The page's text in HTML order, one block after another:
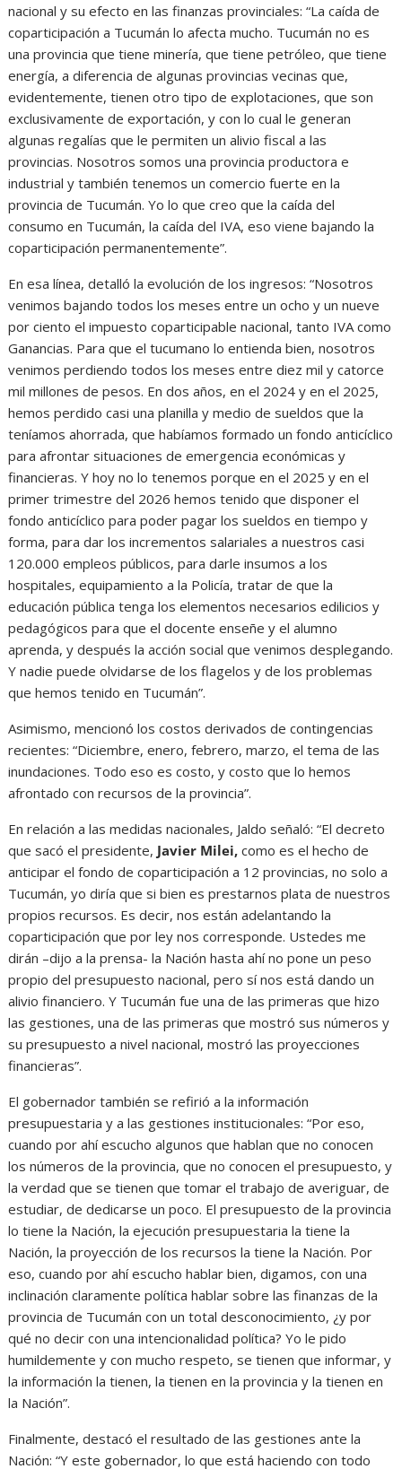
nacional y su efecto en las finanzas provinciales: “La caída de
coparticipación a Tucumán lo afecta mucho. Tucumán no es
una provincia que tiene minería, que tiene petróleo, que tiene
energía, a diferencia de algunas provincias vecinas que,
evidentemente, tienen otro tipo de explotaciones, que son
exclusivamente de exportación, y con lo cual le generan
algunas regalías que le permiten un alivio fiscal a las
provincias. Nosotros somos una provincia productora e
industrial y también tenemos un comercio fuerte en la
provincia de Tucumán. Yo lo que creo que la caída del
consumo en Tucumán, la caída del IVA, eso viene bajando la
coparticipación permanentemente”.
En esa línea, detalló la evolución de los ingresos: “Nosotros
venimos bajando todos los meses entre un ocho y un nueve
por ciento el impuesto coparticipable nacional, tanto IVA como
Ganancias. Para que el tucumano lo entienda bien, nosotros
venimos perdiendo todos los meses entre diez mil y catorce
mil millones de pesos. En dos años, en el 2024 y en el 2025,
hemos perdido casi una planilla y medio de sueldos que la
teníamos ahorrada, que habíamos formado un fondo anticíclico
para afrontar situaciones de emergencia económicas y
financieras. Y hoy no lo tenemos porque en el 2025 y en el
primer trimestre del 2026 hemos tenido que disponer el
fondo anticíclico para poder pagar los sueldos en tiempo y
forma, para dar los incrementos salariales a nuestros casi
120.000 empleos públicos, para darle insumos a los
hospitales, equipamiento a la Policía, tratar de que la
educación pública tenga los elementos necesarios edilicios y
pedagógicos para que el docente enseñe y el alumno
aprenda, y después la acción social que venimos desplegando.
Y nadie puede olvidarse de los flagelos y de los problemas
que hemos tenido en Tucumán”.
Asimismo, mencionó los costos derivados de contingencias
recientes: “Diciembre, enero, febrero, marzo, el tema de las
inundaciones. Todo eso es costo, y costo que lo hemos
afrontado con recursos de la provincia”.
En relación a las medidas nacionales, Jaldo señaló: “El decreto
que sacó el presidente, Javier Milei, como es el hecho de
anticipar el fondo de coparticipación a 12 provincias, no solo a
Tucumán, yo diría que si bien es prestarnos plata de nuestros
propios recursos. Es decir, nos están adelantando la
coparticipación que por ley nos corresponde. Ustedes me
dirán –dijo a la prensa- la Nación hasta ahí no pone un peso
propio del presupuesto nacional, pero sí nos está dando un
alivio financiero. Y Tucumán fue una de las primeras que hizo
las gestiones, una de las primeras que mostró sus números y
su presupuesto a nivel nacional, mostró las proyecciones
financieras”.
El gobernador también se refirió a la información
presupuestaria y a las gestiones institucionales: “Por eso,
cuando por ahí escucho algunos que hablan que no conocen
los números de la provincia, que no conocen el presupuesto, y
la verdad que se tienen que tomar el trabajo de averiguar, de
estudiar, de dedicarse un poco. El presupuesto de la provincia
lo tiene la Nación, la ejecución presupuestaria la tiene la
Nación, la proyección de los recursos la tiene la Nación. Por
eso, cuando por ahí escucho hablar bien, digamos, con una
inclinación claramente política hablar sobre las finanzas de la
provincia de Tucumán con un total desconocimiento, ¿y por
qué no decir con una intencionalidad política? Yo le pido
humildemente y con mucho respeto, se tienen que informar, y
la información la tienen, la tienen en la provincia y la tienen en
la Nación”.
Finalmente, destacó el resultado de las gestiones ante la
Nación: “Y este gobernador, lo que está haciendo con todo